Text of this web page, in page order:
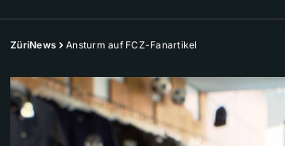
ZüriNews Ansturm auf FCZ-Fanartikel